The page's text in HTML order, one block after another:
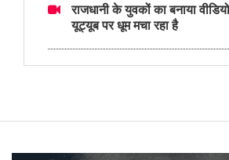
राजधानी के युवकों का बनाया
यूट्यूब पर धूम मचा रहा है